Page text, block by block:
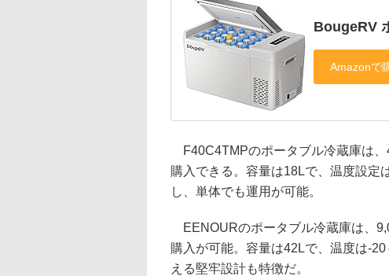
BougeRV
F40C4TMPのポータブル冷蔵庫は
購入できる。容量は18Lで、温度設
し、単体でも運用が可能。
EENOURのポータブル冷蔵庫は、
購入が可能。容量は42Lで、温度は-
える堅牢設計も特徴だ。